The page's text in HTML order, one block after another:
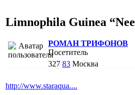
Limnophila Guinea
РОМАН ТРИФОНОВ
Посетитель
327 83 Москва
http://www.staraqua....